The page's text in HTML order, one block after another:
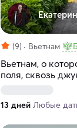
(9) Вьетнам
Вьетнам, о
поля, сквозь
13 дней Любые